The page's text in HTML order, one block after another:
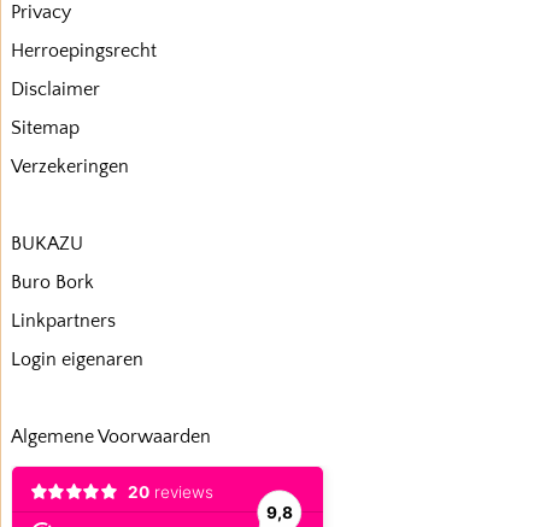
Privacy
Herroepingsrecht
Disclaimer
Sitemap
Verzekeringen
BUKAZU
Buro Bork
Linkpartners
Login eigenaren
Algemene Voorwaarden